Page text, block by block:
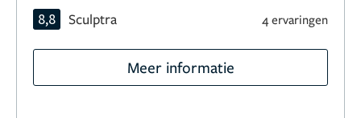
8,8 Sculptra 4 ervaringen
Meer informatie